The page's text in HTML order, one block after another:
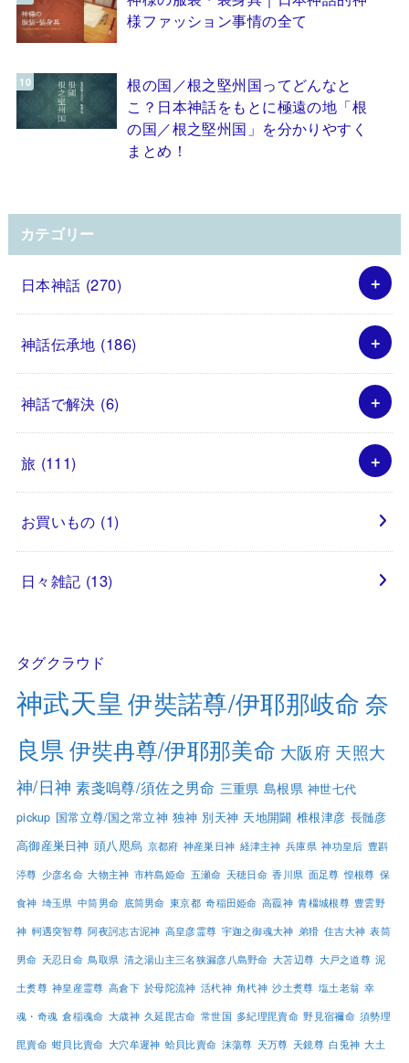
様ファッション事情の全て
根の国／根之堅州国ってどんなと
こ？日本神話をもとに極遠の地「根
の国／根之堅州国」を分かりやすく
まとめ！
カテゴリー
日本神話 (270)
神話伝承地 (186)
神話で解決 (6)
旅 (111)
お買いもの (1)
日々雑記 (13)
タグクラウド
神武天皇 伊奘諾尊/伊耶那岐命 奈
良県 伊奘冉尊/伊耶那美命 大阪府 天照大
神/日神 素戔嗚尊/須佐之男命 三重県 島根県 神世七代
pickup 国常立尊/国之常立神 独神 別天神 天地開闢 椎根津彦 長髄彦
高御産巣日神 頭八咫烏 京都府 神産巣日神 経津主神 兵庫県 神功皇后 豊斟
渟尊 少彦名命 大物主神 市杵島姫命 五瀬命 天穂日命 香川県 面足尊 惶根尊 保
食神 埼玉県 中筒男命 底筒男命 東京都 奇稲田姫命 高龗神 青橿城根尊 豊雲野
神 軻遇突智尊 阿夜訶志古泥神 高皇彦霊尊 宇迦之御魂大神 弟猾 住吉大神 表筒
男命 天忍日命 鳥取県 清之湯山主三名狭漏彦八島野命 大苫辺尊 大戸之道尊 泥
土煑尊 神皇産霊尊 高倉下 於母陀流神 活杙神 角杙神 沙土煑尊 塩土老翁 幸
魂・奇魂 倉稲魂命 大歳神 久延毘古命 常世国 多紀理毘賣命 野見宿禰命 須勢理
毘賣命 蚶貝比賣命 大穴牟遲神 蛤貝比賣命 沫蕩尊 天万尊 天鏡尊 白兎神 大土